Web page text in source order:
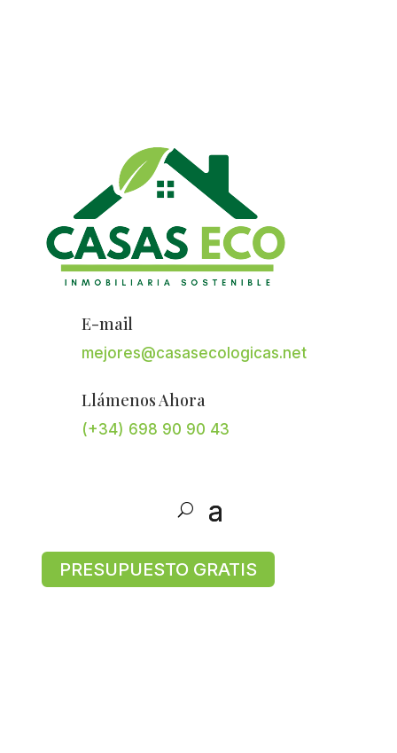
E-mail
mejores@casasecologicas.net
Llámenos Ahora
(+34) 698 90 90 43
PRESUPUESTO GRATIS